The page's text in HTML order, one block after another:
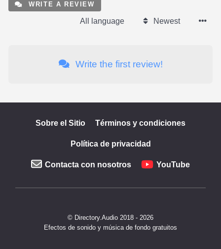
WRITE A REVIEW
All language Newest
Write the first review!
Sobre el Sitio Términos y condiciones
Política de privacidad
Contacta con nosotros YouTube
© Directory.Audio 2018 - 2026
Efectos de sonido y música de fondo gratuitos